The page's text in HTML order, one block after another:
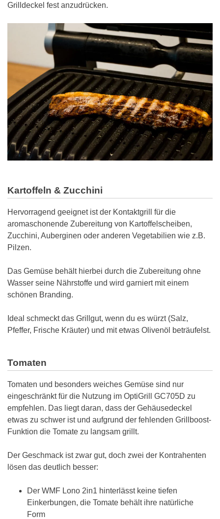
Grilldeckel fest anzudrücken.
Kartoffeln & Zucchini
Hervorragend geeignet ist der Kontaktgrill für die
aromaschonende Zubereitung von Kartoffelscheiben,
Zucchini, Auberginen oder anderen Vegetabilien wie z.B.
Pilzen.
Das Gemüse behält hierbei durch die Zubereitung ohne
Wasser seine Nährstoffe und wird garniert mit einem
schönen Branding.
Ideal schmeckt das Grillgut, wenn du es würzt (Salz,
Pfeffer, Frische Kräuter) und mit etwas Olivenöl beträufelst.
Tomaten
Tomaten und besonders weiches Gemüse sind nur
eingeschränkt für die Nutzung im OptiGrill GC705D zu
empfehlen. Das liegt daran, dass der Gehäusedeckel
etwas zu schwer ist und aufgrund der fehlenden Grillboost-
Funktion die Tomate zu langsam grillt.
Der Geschmack ist zwar gut, doch zwei der Kontrahenten
lösen das deutlich besser:
Der WMF Lono 2in1 hinterlässt keine tiefen
Einkerbungen, die Tomate behält ihre natürliche
Form